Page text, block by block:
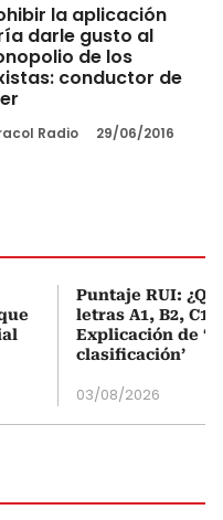
la aplicación
darle gusto al
de los
conductor de
Radio 29/06/2016
Puntaje RUI:
letras A1, B2, C1
Explicación de
clasificación’
03/08/2026